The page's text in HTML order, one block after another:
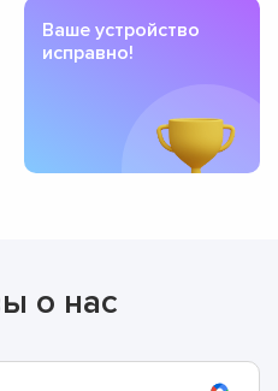
Ваше устройство
исправно!
о нас